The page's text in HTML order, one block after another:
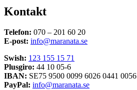
Kontakt
Telefon: 070 – 201 60 20
E-post: info@maranata.se
Swish: 123 155 15 71
Plusgiro: 44 10 05-6
IBAN: SE75 9500 0099 6026 0441 0056
PayPal: info@maranata.se